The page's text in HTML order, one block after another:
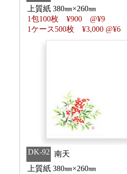
上質紙 380㎜×260㎜
1包100枚 ¥900 @¥9
1ケース500枚 ¥3,000 @¥6
DK-92 南天
上質紙 380㎜×260㎜